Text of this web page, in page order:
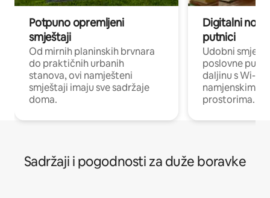
Potpuno opremljeni
smještaji
Od mirnih planinskih brvnara
do praktičnih urbanih
stanova, ovi namješteni
smještaji imaju sve sadržaje
doma.
Digitalni
putnici
Udobni
poslovne
daljinu s Wi-Fi
namjenskim
prostorima.
Sadržaji i pogodnosti za duže boravke